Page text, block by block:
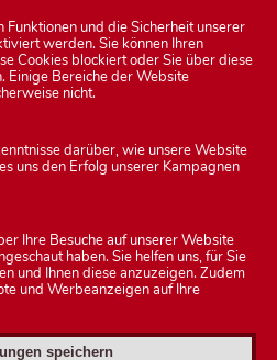
und die Sicherheit unserer
werden. Sie können Ihren
Cookies blockiert oder Sie über diese
Einige Bereiche der Website
nicht.
darüber, wie unsere Website
uns den Erfolg unserer Kampagnen
Ihre Besuche auf unserer Website
haben. Sie helfen uns, für Sie
und Ihnen diese anzuzeigen. Zudem
und Werbeanzeigen auf Ihre
speichern